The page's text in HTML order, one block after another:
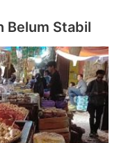
Belum Stabil